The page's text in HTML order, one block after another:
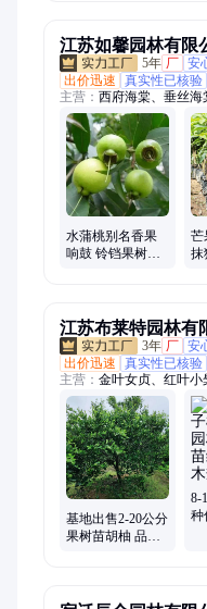
江苏如馨园林有限
5年 厂 安
出价迅速
真实性已核验
主营： 西府海棠、垂丝海
彩锦带、大叶黄杨、小
季、红帽月季、梅花、
竹、刚竹、金镶玉竹、
水蒲桃别名香果
响鼓 铃铛果树苗
芒
抹
江苏布莱特园林有
3年 厂 安
出价迅速
真实性已核验
主营： 金叶女贞、红叶
花、大王椰子、加拿利
美人梅、棕榈、大叶黄
李、洒金柏、白玉兰、
基地出售2-20公分
果树苗胡柚 品种
8-
种